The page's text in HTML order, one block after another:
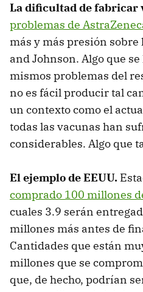
La dificultad de fabricar
problemas de
más y más presión sobre
and Johnson. Algo que
mismos problemas del
no es fácil producir tal
un contexto como el
todas las vacunas han
considerables. Algo que
El ejemplo de EEUU.
comprado 100 millones
cuales 3.9 serán
millones más antes de
Cantidades que están
millones que se
que, de hecho, podrían